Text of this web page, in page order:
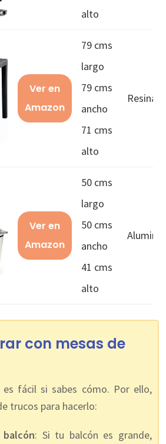
alto
Ver en
Amazon
79 cms
largo
79 cms
ancho
71 cms
alto
Resina
Ver en
Amazon
50 cms
largo
50 cms
ancho
41 cms
alto
Aluminio
con mesas de
es fácil si sabes cómo. Por ello,
trucos para hacerlo:
: Si tu balcón es grande,